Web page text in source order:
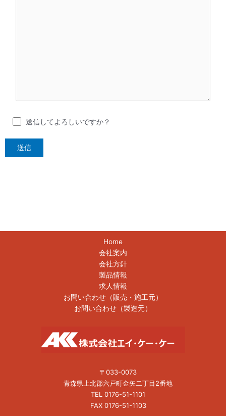
送信してよろしいですか？
Home
会社案内
会社方針
製品情報
求人情報
お問い合わせ（販売・施工元）
お問い合わせ（製造元）
〒033-0073
青森県上北郡六戸町金矢二丁目2番地
TEL 0176-51-1101
FAX 0176-51-1103